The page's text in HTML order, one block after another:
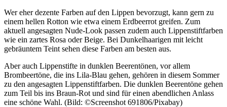
Wer eher dezente Farben auf den Lippen bevorzugt, kann gern zu
einem hellen Rotton wie etwa einem Erdbeerrot greifen. Zum
aktuell angesagten Nude-Look passen zudem auch Lippenstiftfarben
wie ein zartes Rosa oder Beige. Bei Dunkelhaarigen mit leicht
gebräuntem Teint sehen diese Farben am besten aus.
Aber auch Lippenstifte in dunklen Beerentönen, vor allem
Brombeertöne, die ins Lila-Blau gehen, gehören in diesem Sommer
zu den angesagten Lippenstiftfarben. Die dunklen Beerentöne gehen
zum Teil bis ins Braun-Rot und sind für einen abendlichen Anlass
eine schöne Wahl. (Bild: ©Screenshot 691806/Pixabay)